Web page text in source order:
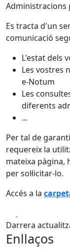
Administracions
Es tracta d'un
comunicació
L'estat dels
Les vostres
e-Notum
Les
diferents
...
Per tal de
requereix la
mateixa pàgina,
per sol·licitar-lo.
Accés a la
Darrera
Enllaços